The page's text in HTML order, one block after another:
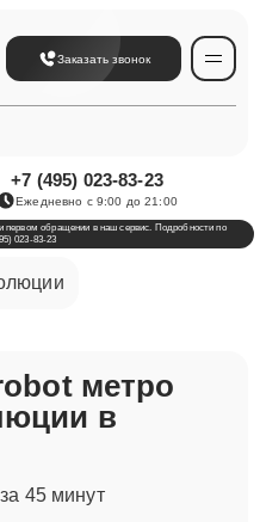
Заказать звонок
+7 (495) 023-83-23
Ежедневно с 9:00 до 21:00
первом обращении в наш сервис. Подробности по
023-83-23
метро
в
45 минут